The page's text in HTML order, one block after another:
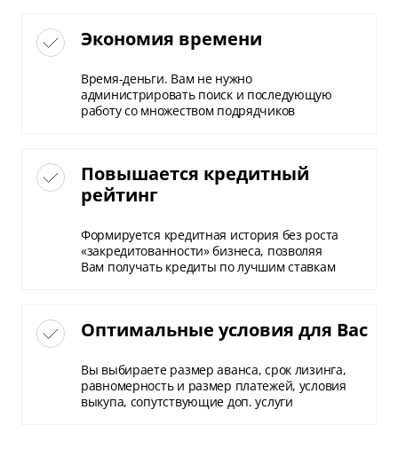
Экономия времени
Время-деньги. Вам не нужно
администрировать поиск и последующую
работу со множеством подрядчиков
Повышается кредитный
рейтинг
Формируется кредитная история без роста
«закредитованности» бизнеса, позволяя
Вам получать кредиты по лучшим ставкам
Оптимальные условия для Вас
Вы выбираете размер аванса, срок лизинга,
равномерность и размер платежей, условия
выкупа, сопутствующие доп. услуги